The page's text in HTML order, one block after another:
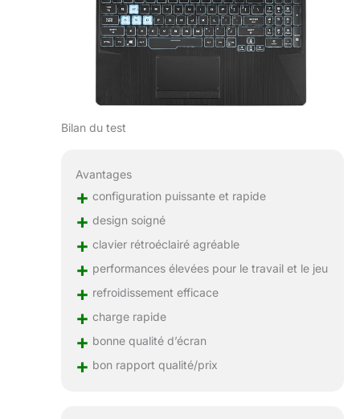
Bilan du test
Avantages
+ configuration puissante et rapide
+ design soigné
+ clavier rétroéclairé agréable
+ performances élevées pour le travail et le jeu
+ refroidissement efficace
+ charge rapide
+ bonne qualité d’écran
+ bon rapport qualité/prix